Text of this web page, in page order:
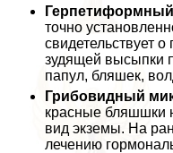
точно
свидетельствует
зудящей высыпки
папул, бляшек,
Грибовидный
красные бляшшки
вид экземы. На
лечению